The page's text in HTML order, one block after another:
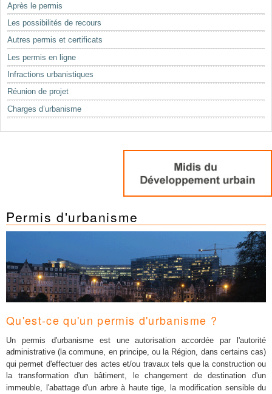
Mots-clés
Renseignements urbanistiques
Après le permis
Les possibilités de recours
Autres permis et certificats
Les permis en ligne
Infractions urbanistiques
Réunion de projet
Charges d’urbanisme
Permis d'urbanisme
Qu'est-ce qu'un permis d'urbanisme ?
Un permis d'urbanisme est une autorisation accordée par l'autorité
administrative (la commune, en principe, ou la Région, dans certains cas)
qui permet d'effectuer des actes et/ou travaux tels que la construction ou
la transformation
d'un bâtiment, le changement de destination d'un
immeuble, l'abattage d'un arbre à haute tige, la modification sensible du